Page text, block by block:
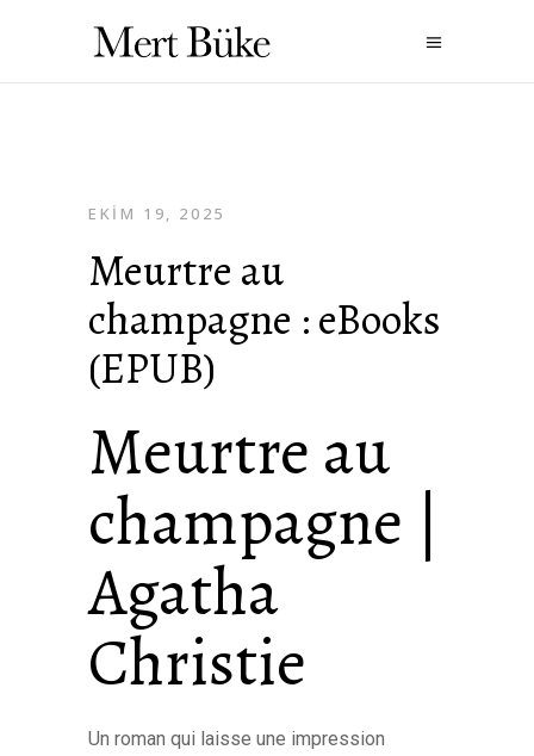
EKIM 19, 2025
Meurtre au
champagne : eBooks
(EPUB)
Meurtre au
champagne |
Agatha
Christie
Un roman qui laisse une impression